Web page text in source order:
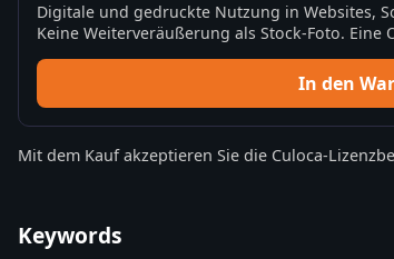
Digitale und gedruckte Nutzung in Websites,
Keine Weiterveräußerung als Stock-Foto.
In den
Mit dem Kauf akzeptieren Sie die Culoca-
Keywords